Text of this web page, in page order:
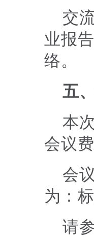
交
业报
络。
五
本
会议
会
为：
请